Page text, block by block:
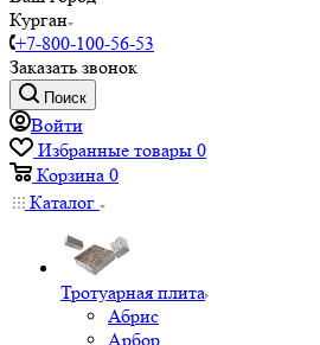
Курган
+7-800-100-56-53
Заказать звонок
Поиск
Войти
Избранные товары 0
Корзина 0
Каталог
Тротуарная плита
Абрис
Арбор